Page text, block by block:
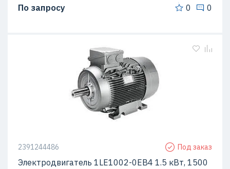
По запросу 0 0
2391244486 Под заказ
Электродвигатель 1LE1002-0EB4 1.5 кВт, 1500